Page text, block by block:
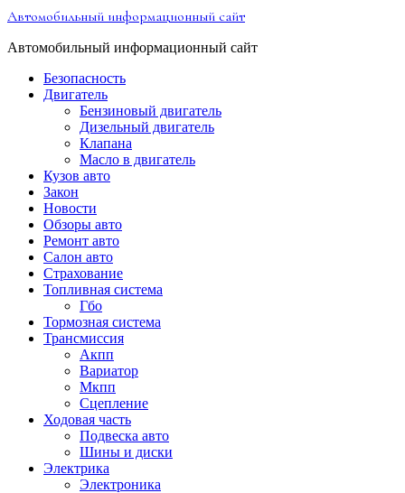
Перейти
содержимому
Автомобильный информационный сайт
Автомобильный информационный сайт
Безопасность
Двигатель
Бензиновый двигатель
Дизельный двигатель
Клапана
Масло в двигатель
Кузов авто
Закон
Новости
Обзоры авто
Ремонт авто
Салон авто
Страхование
Топливная система
Гбо
Тормозная система
Трансмиссия
Акпп
Вариатор
Мкпп
Сцепление
Ходовая часть
Подвеска авто
Шины и диски
Электрика
Электроника